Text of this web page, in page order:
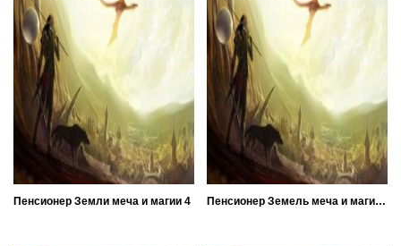
Пенсионер Земли меча и магии 4 Пенсионер Земель меча и магии 3